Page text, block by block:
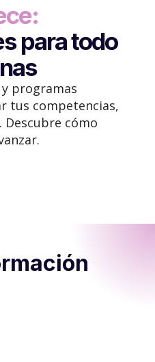
:
para todo
programas
tus competencias,
Descubre cómo